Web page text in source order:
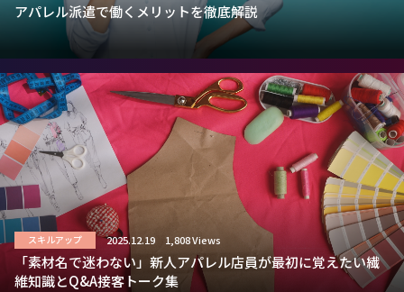
アパレル派遣で働くメリットを徹底解説
スキルアップ 2025.12.19 1,808 Views
「素材名で迷わない」新人アパレル店員が最初に覚えたい繊
維知識とQ&A接客トーク集